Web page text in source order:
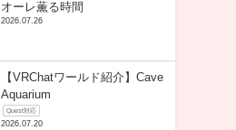
オーレ薫る時間
2026.07.26
【VRChatワールド紹介】Cave
Aquarium
Quest対応
2026.07.20